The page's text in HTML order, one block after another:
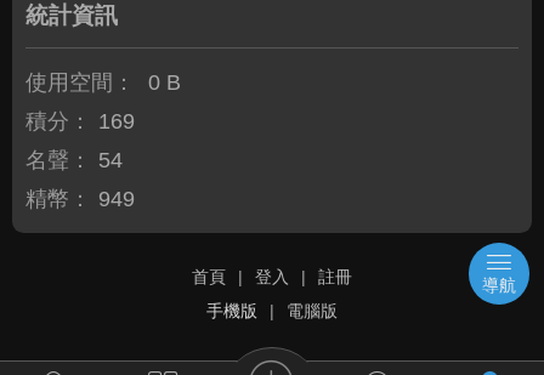
統計資訊
使用空間：
0 B
積分：
169
名聲：
54
精幣：
949
首頁 | 登入 |
註冊
手機版
| 電腦版
導航